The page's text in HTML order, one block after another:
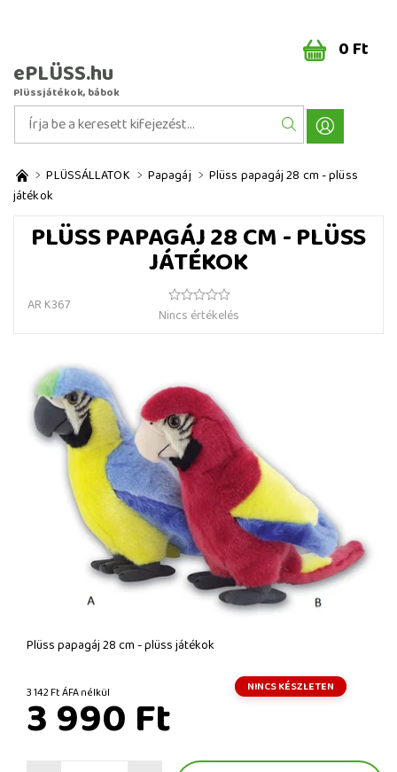
ePLÜSS.hu
Plüssjátékok, bábok
0 Ft
PLÜSSÁLLATOK Papagáj
Plüss papagáj 28 cm - plüss
játékok
PLÜSS PAPAGÁJ 28 CM - PLÜSS
JÁTÉKOK
AR K367
Nincs értékelés
Plüss papagáj 28 cm - plüss játékok
3 142 Ft ÁFA nélkül NINCS KÉSZLETEN
3 990 Ft